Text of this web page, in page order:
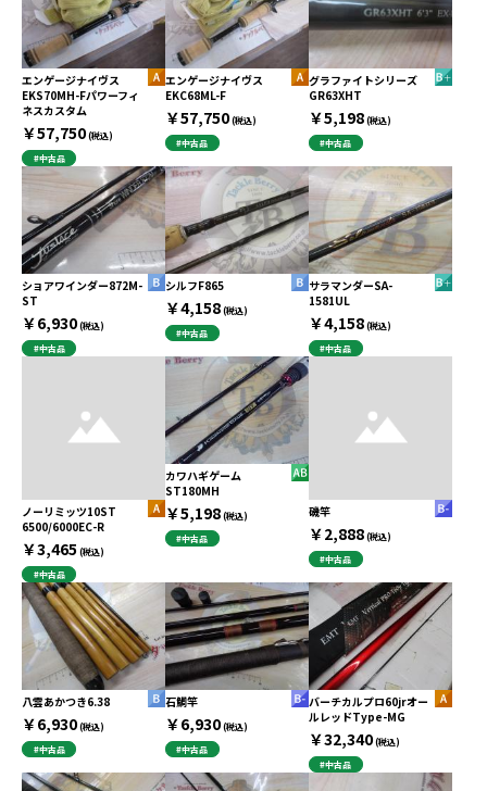
エンゲージナイヴス
EKS70MH-Fパワーフィ
ネスカスタム
￥57,750(税込)
#中古品
エンゲージナイヴス
EKC68ML-F
￥57,750(税込)
#中古品
グラファイトシリーズ
GR63XHT
￥5,198(税込)
#中古品
ショアワインダー872M-
ST
￥6,930(税込)
#中古品
シルフF865
￥4,158(税込)
#中古品
サラマンダーSA-
1581UL
￥4,158(税込)
#中古品
ノーリミッツ10ST
6500/6000EC-R
￥3,465 (税込)
#中古品
カワハギゲーム
ST180MH
￥5,198(税込)
#中古品
磯竿
￥2,888(税込)
#中古品
八雲あかつき6.38
￥6,930(税込)
#中古品
石鯛竿
￥6,930(税込)
#中古品
バーチカルプロ60jrオー
ルレッドType-MG
￥32,340(税込)
#中古品